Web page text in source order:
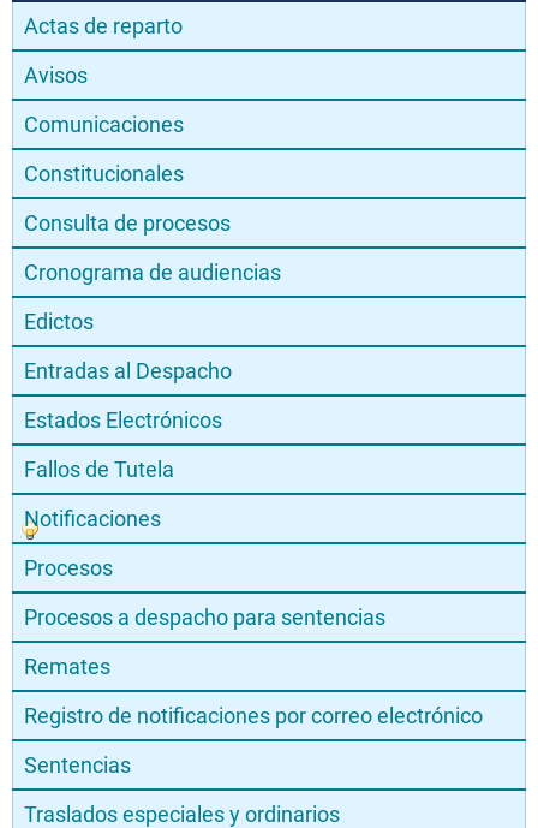
Actas de reparto
Avisos
Comunicaciones
Constitucionales
Consulta de procesos
Cronograma de audiencias
Edictos
Entradas al Despacho
Estados Electrónicos
Fallos de Tutela
Notificaciones
Procesos
Procesos a despacho para sentencias
Remates
Registro de notificaciones por correo electrónico
Sentencias
Traslados especiales y ordinarios